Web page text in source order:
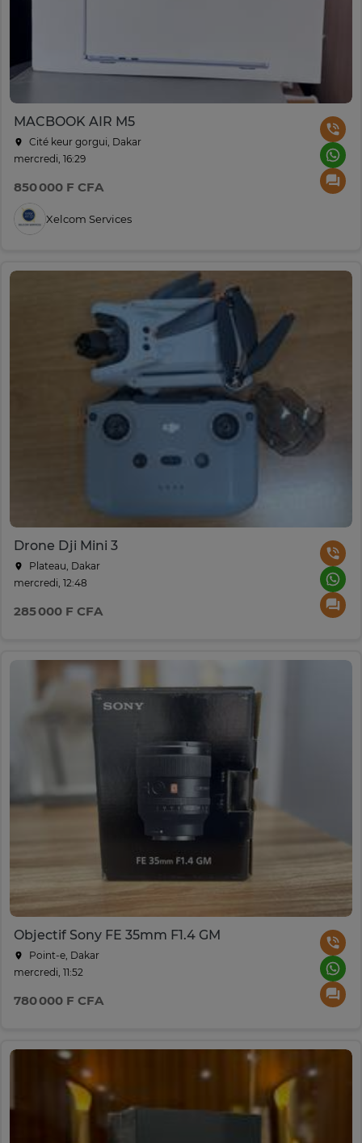
MACBOOK AIR M5
Cité keur gorgui, Dakar
mercredi, 16:29
850 000 F CFA
Xelcom Services
Drone Dji Mini 3
Plateau, Dakar
mercredi, 12:48
285 000 F CFA
Objectif Sony FE 35mm F1.4 GM
Point-e, Dakar
mercredi, 11:52
780 000 F CFA